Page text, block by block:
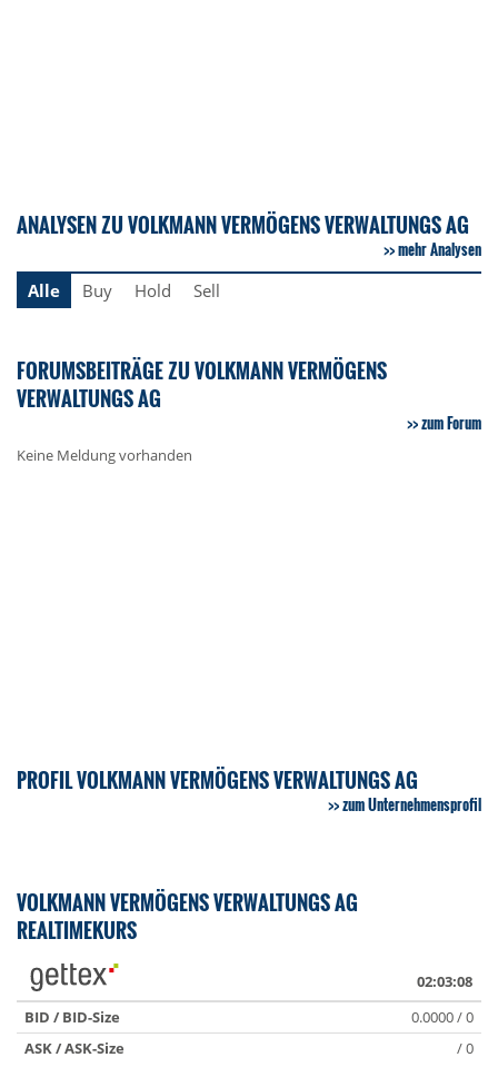
ANALYSEN ZU VOLKMANN VERMÖGENS VERWALTUNGS AG
mehr Analysen
Alle
Buy Hold Sell
FORUMSBEITRÄGE ZU VOLKMANN VERMÖGENS
VERWALTUNGS AG
zum Forum
Keine Meldung vorhanden
PROFIL VOLKMANN VERMÖGENS VERWALTUNGS AG
zum Unternehmensprofil
VOLKMANN VERMÖGENS VERWALTUNGS AG
REALTIMEKURS
02:03:08
BID / BID-Size
0.0000 / 0
ASK / ASK-Size
/ 0